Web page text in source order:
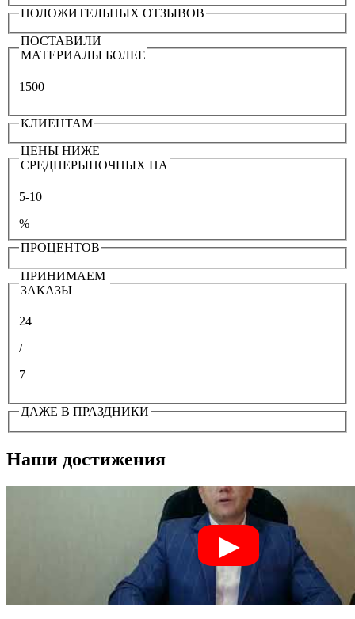
ПОЛОЖИТЕЛЬНЫХ ОТЗЫВОВ
ПОСТАВИЛИ
МАТЕРИАЛЫ БОЛЕЕ
1500
КЛИЕНТАМ
ЦЕНЫ НИЖЕ
СРЕДНЕРЫНОЧНЫХ НА
5-10
%
ПРОЦЕНТОВ
ПРИНИМАЕМ
ЗАКАЗЫ
24
/
7
ДАЖЕ В ПРАЗДНИКИ
Наши достижения